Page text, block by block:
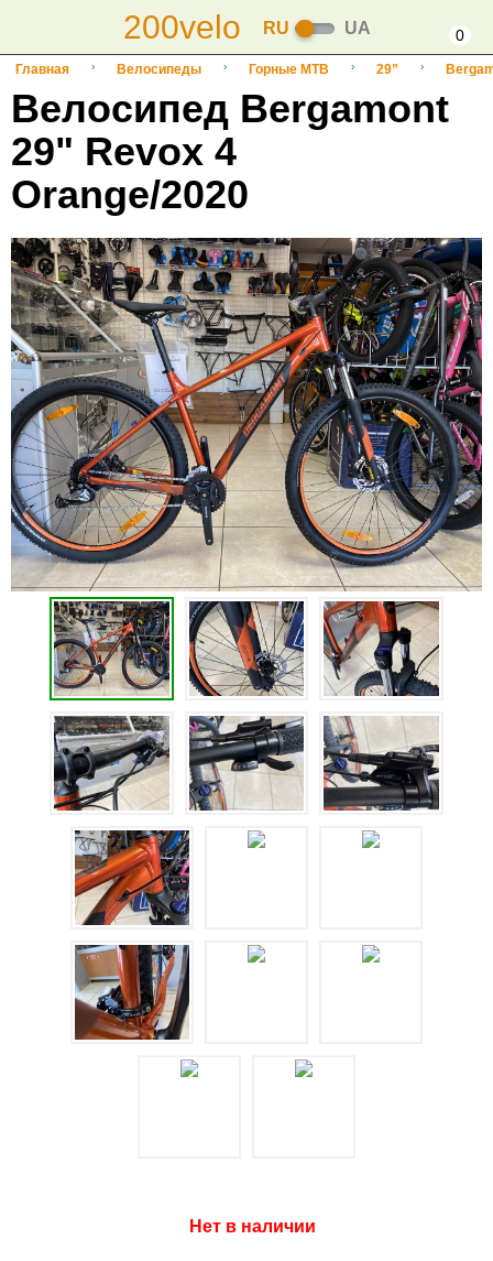
200velo RU UA 0
Главная Велосипеды Горные MTB 29”
Велосипед Bergamont
29" Revox 4
Orange/2020
Нет в наличии